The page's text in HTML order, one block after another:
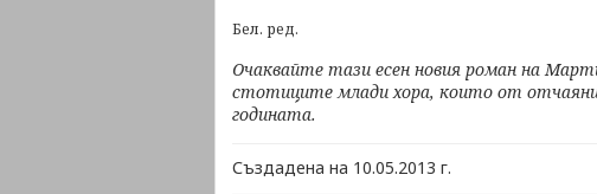
Бел. ред.
Очаквайте тази есен новия роман на
стотиците млади хора, които от
годината.
Създадена на 10.05.2013 г.